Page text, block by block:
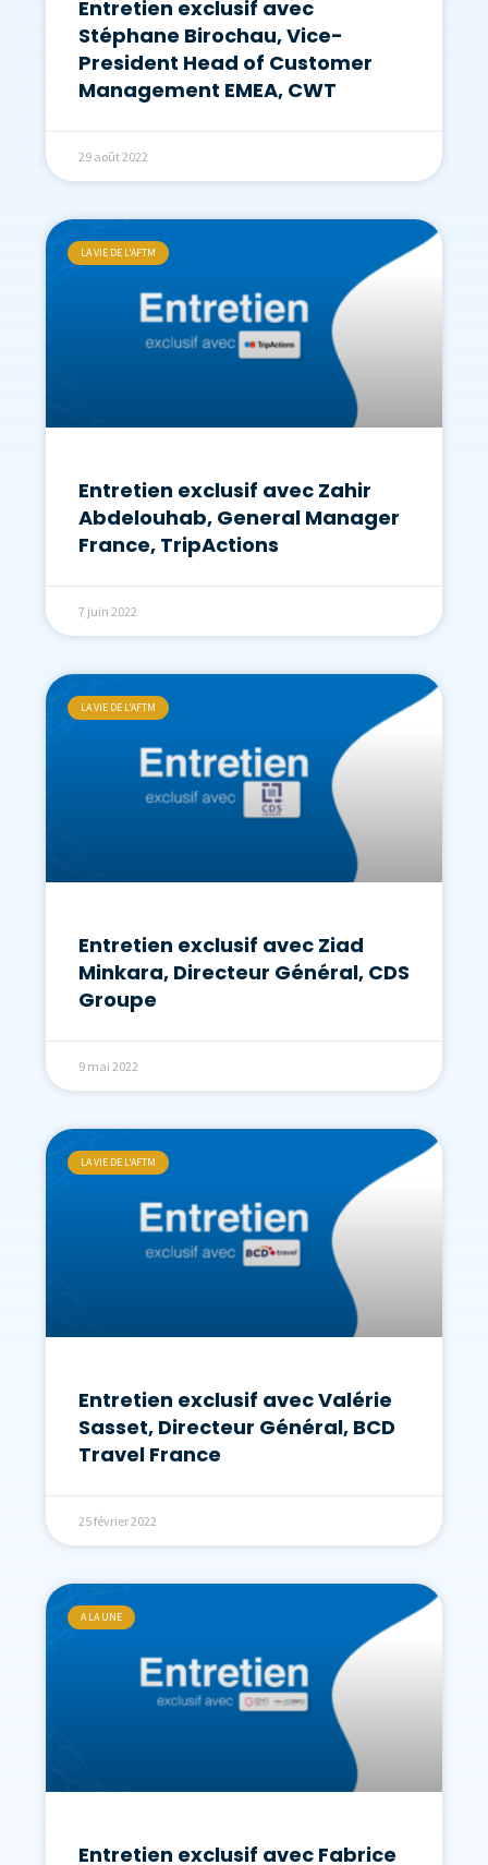
Entretien exclusif avec
Stéphane Birochau, Vice-
President Head of Customer
Management EMEA, CWT
29 août 2022
LA VIE DE L'AFTM
Entretien exclusif avec Zahir
Abdelouhab, General Manager
France, TripActions
7 juin 2022
LA VIE DE L'AFTM
Entretien exclusif avec Ziad
Minkara, Directeur Général, CDS
Groupe
9 mai 2022
LA VIE DE L'AFTM
Entretien exclusif avec Valérie
Sasset, Directeur Général, BCD
Travel France
25 février 2022
A LA UNE
Entretien exclusif avec Fabrice